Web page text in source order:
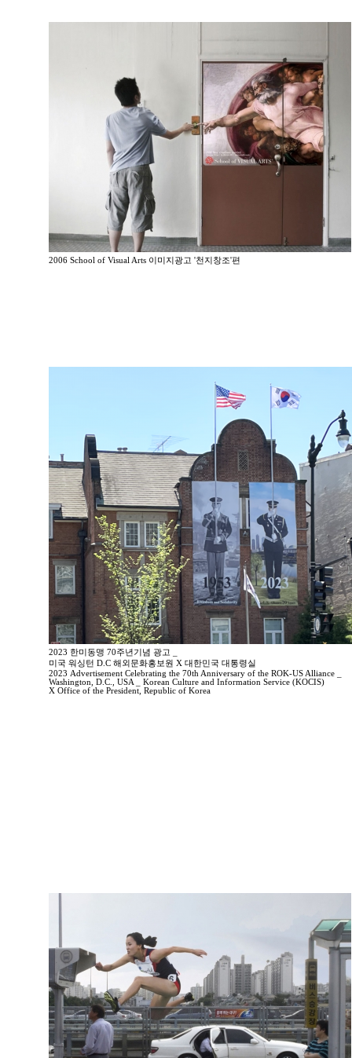
2006 School of Visual Arts 이미지광고 '천지창조'편
2023 한미동맹 70주년기념 광고 _
미국 워싱턴 D.C 해외문화홍보원 X 대한민국 대통령실
2023 Advertisement Celebrating the 70th Anniversary of the ROK-US Alliance _
Washington, D.C., USA _ Korean Culture and Information Service (KOCIS)
X Office of the President, Republic of Korea